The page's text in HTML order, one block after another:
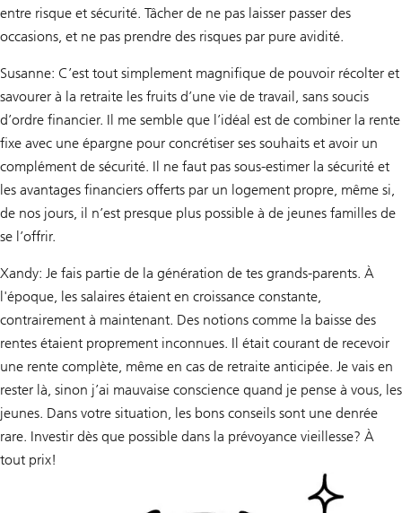
entre risque et sécurité. Tâcher de ne pas laisser passer des
occasions, et ne pas prendre des risques par pure avidité.
Susanne: C’est tout simplement magnifique de pouvoir récolter et
savourer à la retraite les fruits d’une vie de travail, sans soucis
d’ordre financier. Il me semble que l’idéal est de combiner la rente
fixe avec une épargne pour concrétiser ses souhaits et avoir un
complément de sécurité. Il ne faut pas sous-estimer la sécurité et
les avantages financiers offerts par un logement propre, même si,
de nos jours, il n’est presque plus possible à de jeunes familles de
se l’offrir.
Xandy: Je fais partie de la génération de tes grands-parents. À
l'époque, les salaires étaient en croissance constante,
contrairement à maintenant. Des notions comme la baisse des
rentes étaient proprement inconnues. Il était courant de recevoir
une rente complète, même en cas de retraite anticipée. Je vais en
rester là, sinon j’ai mauvaise conscience quand je pense à vous, les
jeunes. Dans votre situation, les bons conseils sont une denrée
rare. Investir dès que possible dans la prévoyance vieillesse? À
tout prix!